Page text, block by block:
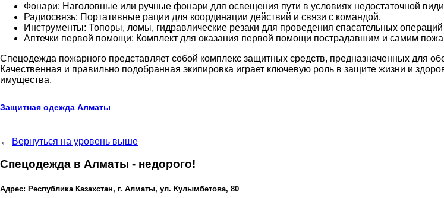
Фонари: Наголовные или ручные фонари для освещения пути в условиях недостаточной
Радиосвязь: Портативные рации для координации действий и связи с командой.
Инструменты: Топоры, ломы, гидравлические резаки для проведения спасательных
Аптечки первой помощи: Комплект для оказания первой помощи пострадавшим и самим
Спецодежда пожарного представляет собой комплекс защитных средств, предназначенных для
Качественная и правильно подобранная экипировка играет ключевую роль в защите жизни и
имущества.
Защитная одежда Алматы
← Вернуться на уровень выше
Спецодежда в Алматы - недорого!
Адрес: Республика Казахстан, г. Алматы, ул. Кулымбетова, 80